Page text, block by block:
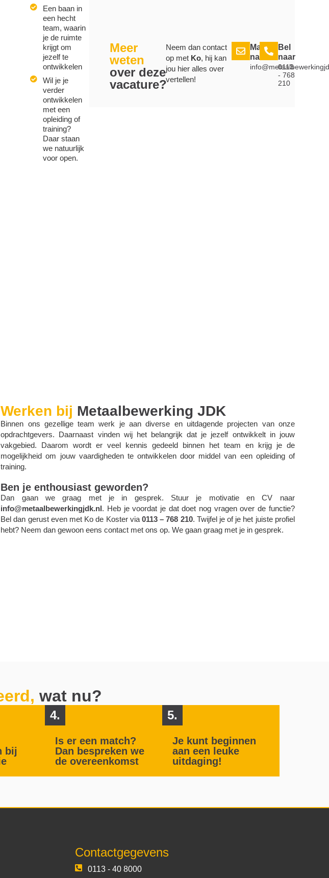
Een baan in
een hecht
team, waarin
je de ruimte
krijgt om
jezelf te
ontwikkelen
Wil je je
verder
ontwikkelen
met een
opleiding of
training?
Daar staan
we natuurlijk
voor open.
Meer
weten
over deze
vacature?
Neem dan contact
op met Ko, hij kan
jou hier alles over
vertellen!
Mail
naar
Bel
naar
0113
- 768
210
Werken bij Metaalbewerking JDK
Binnen ons gezellige team werk je aan diverse en uitdagende projecten van onze
opdrachtgevers. Daarnaast vinden wij het belangrijk dat je jezelf ontwikkelt in jouw
vakgebied. Daarom wordt er veel kennis gedeeld binnen het team en krijg je de
mogelijkheid om jouw vaardigheden te ontwikkelen door middel van een opleiding of
training.
Ben je enthousiast geworden?
Dan gaan we graag met je in gesprek. Stuur je motivatie en CV naar
info@metaalbewerkingjdk.nl. Heb je voordat je dat doet nog vragen over de functie?
Bel dan gerust even met Ko de Koster via 0113 – 768 210. Twijfel je of je het juiste profiel
hebt? Neem dan gewoon eens contact met ons op. We gaan graag met je in gesprek.
wat nu?
bij
4.
Is er een match?
Dan bespreken we
de overeenkomst
5.
Je kunt beginnen
aan een leuke
uitdaging!
Contactgegevens
0113 - 40 8000